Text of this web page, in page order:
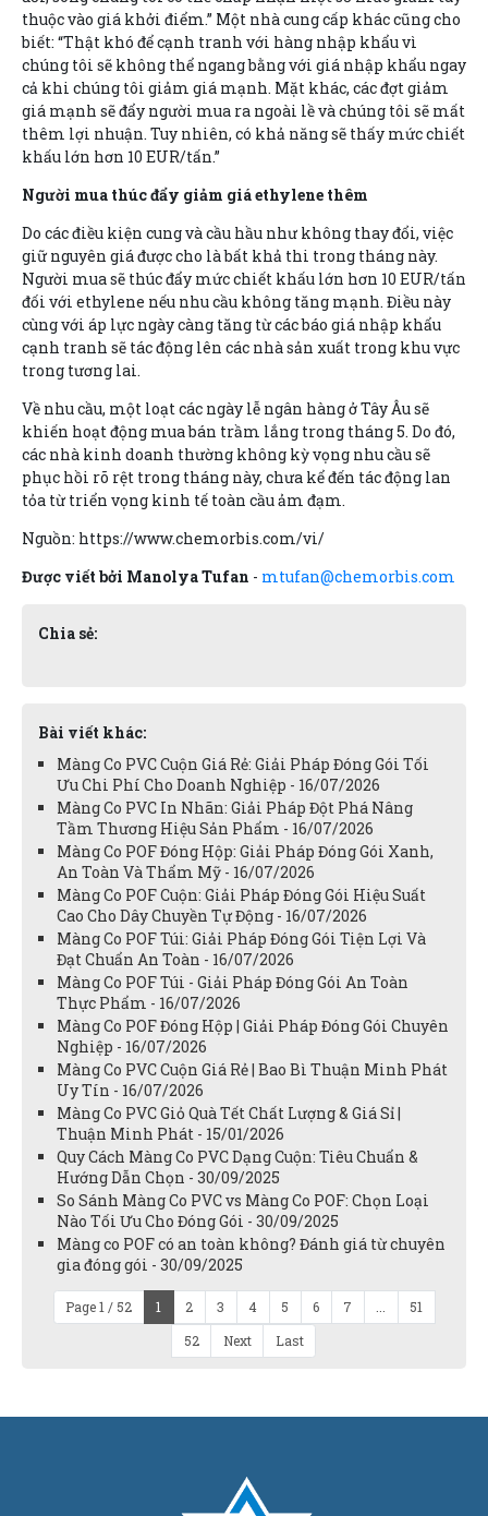
thuộc vào giá khởi điểm.” Một nhà cung cấp khác cũng cho
biết: “Thật khó để cạnh tranh với hàng nhập khẩu vì
chúng tôi sẽ không thể ngang bằng với giá nhập khẩu ngay
cả khi chúng tôi giảm giá mạnh. Mặt khác, các đợt giảm
giá mạnh sẽ đẩy người mua ra ngoài lề và chúng tôi sẽ mất
thêm lợi nhuận. Tuy nhiên, có khả năng sẽ thấy mức chiết
khấu lớn hơn 10 EUR/tấn.”
Người mua thúc đẩy giảm giá ethylene thêm
Do các điều kiện cung và cầu hầu như không thay đổi, việc
giữ nguyên giá được cho là bất khả thi trong tháng này.
Người mua sẽ thúc đẩy mức chiết khấu lớn hơn 10 EUR/tấn
đối với ethylene nếu nhu cầu không tăng mạnh. Điều này
cùng với áp lực ngày càng tăng từ các báo giá nhập khẩu
cạnh tranh sẽ tác động lên các nhà sản xuất trong khu vực
trong tương lai.
Về nhu cầu, một loạt các ngày lễ ngân hàng ở Tây Âu sẽ
khiến hoạt động mua bán trầm lắng trong tháng 5. Do đó,
các nhà kinh doanh thường không kỳ vọng nhu cầu sẽ
phục hồi rõ rệt trong tháng này, chưa kể đến tác động lan
tỏa từ triển vọng kinh tế toàn cầu ảm đạm.
Nguồn: https://www.chemorbis.com/vi/
Được viết bởi Manolya Tufan - mtufan@chemorbis.com
Chia sẻ:
Bài viết khác:
Màng Co PVC Cuộn Giá Rẻ: Giải Pháp Đóng Gói Tối
Ưu Chi Phí Cho Doanh Nghiệp - 16/07/2026
Màng Co PVC In Nhãn: Giải Pháp Đột Phá Nâng
Tầm Thương Hiệu Sản Phẩm - 16/07/2026
Màng Co POF Đóng Hộp: Giải Pháp Đóng Gói Xanh,
An Toàn Và Thẩm Mỹ - 16/07/2026
Màng Co POF Cuộn: Giải Pháp Đóng Gói Hiệu Suất
Cao Cho Dây Chuyền Tự Động - 16/07/2026
Màng Co POF Túi: Giải Pháp Đóng Gói Tiện Lợi Và
Đạt Chuẩn An Toàn - 16/07/2026
Màng Co POF Túi - Giải Pháp Đóng Gói An Toàn
Thực Phẩm - 16/07/2026
Màng Co POF Đóng Hộp | Giải Pháp Đóng Gói Chuyên
Nghiệp - 16/07/2026
Màng Co PVC Cuộn Giá Rẻ | Bao Bì Thuận Minh Phát
Uy Tín - 16/07/2026
Màng Co PVC Giỏ Quà Tết Chất Lượng & Giá Sỉ |
Thuận Minh Phát - 15/01/2026
Quy Cách Màng Co PVC Dạng Cuộn: Tiêu Chuẩn &
Hướng Dẫn Chọn - 30/09/2025
So Sánh Màng Co PVC vs Màng Co POF: Chọn Loại
Nào Tối Ưu Cho Đóng Gói - 30/09/2025
Màng co POF có an toàn không? Đánh giá từ chuyên
gia đóng gói - 30/09/2025
Page 1 / 52 1 2 3 4 5 6 7
51
52
Next Last